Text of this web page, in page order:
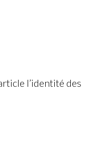
l’identité des